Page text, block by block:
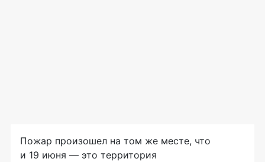
Пожар произошел на том же месте, что
и 19 июня — это территория